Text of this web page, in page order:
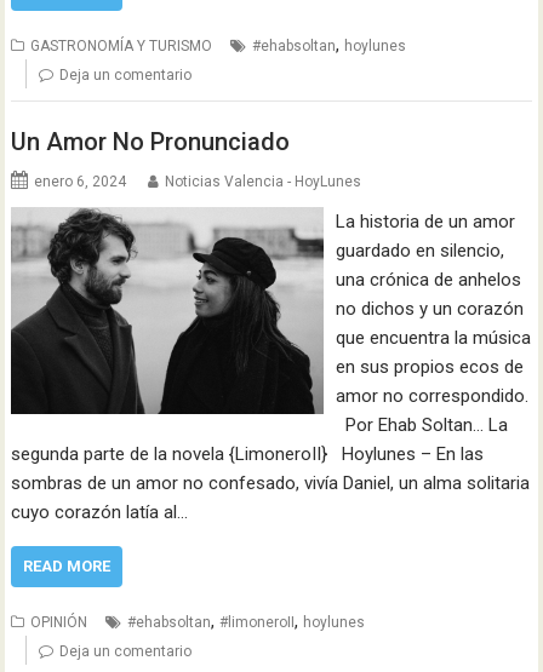
GASTRONOMÍA Y TURISMO #ehabsoltan, hoylunes
Deja un comentario
Un Amor No Pronunciado
enero 6, 2024 Noticias Valencia - HoyLunes
La historia de un amor
guardado en silencio,
una crónica de anhelos
no dichos y un corazón
que encuentra la música
en sus propios ecos de
amor no correspondido.
Por Ehab Soltan… La
segunda parte de la novela {LimoneroII} Hoylunes – En las
sombras de un amor no confesado, vivía Daniel, un alma solitaria
cuyo corazón latía al…
READ MORE
OPINIÓN #ehabsoltan,#limoneroII, hoylunes
Deja un comentario